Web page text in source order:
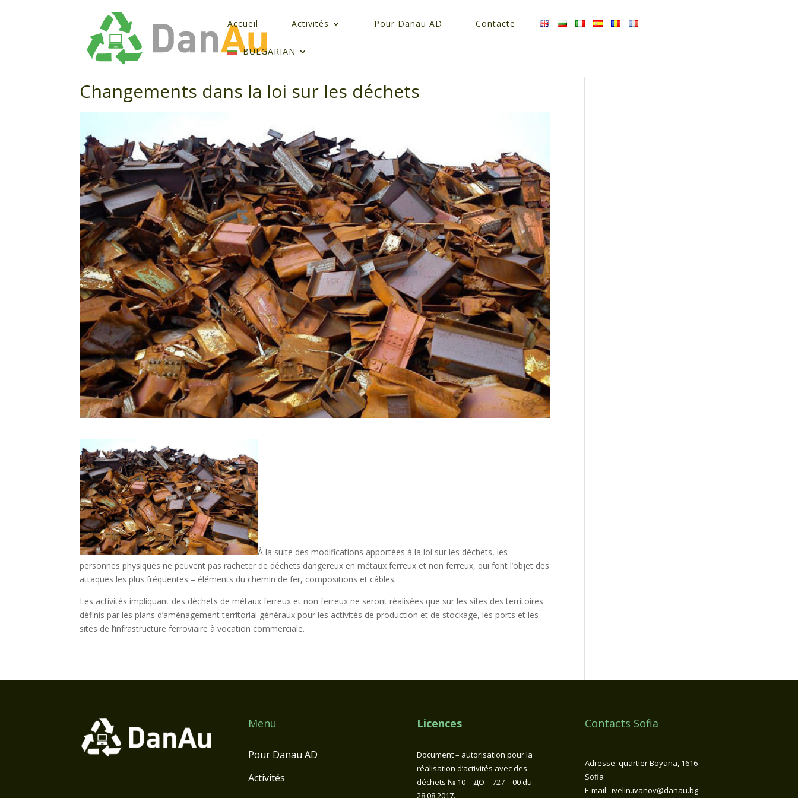
Accueil Activités Pour Danau AD Contacte
BULGARIAN
Changements dans la loi sur les déchets
À la suite des modifications apportées à la loi sur les déchets, les
personnes physiques ne peuvent pas racheter de déchets dangereux en métaux ferreux et non ferreux, qui font l’objet des
attaques les plus fréquentes – éléments du chemin de fer, compositions et câbles.
Les activités impliquant des déchets de métaux ferreux et non ferreux ne seront réalisées que sur les sites des territoires
définis par les plans d’aménagement territorial généraux pour les activités de production et de stockage, les ports et les
sites de l’infrastructure ferroviaire à vocation commerciale.
Menu
Pour Danau AD
Activités
Licences
Document – autorisation pour la
réalisation d’activités avec des
déchets № 10 – ДО – 727 – 00 du
Contacts Sofia
Adresse: quartier Boyana, 1616
Sofia
E-mail: ivelin.ivanov@danau.bg